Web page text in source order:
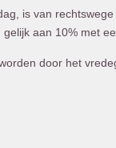
is van
aan 10% met
door het